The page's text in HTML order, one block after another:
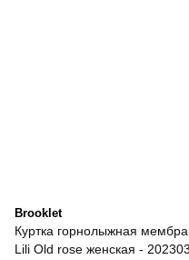
Brooklet
Куртка горнолыжная
Lili Old rose женская -